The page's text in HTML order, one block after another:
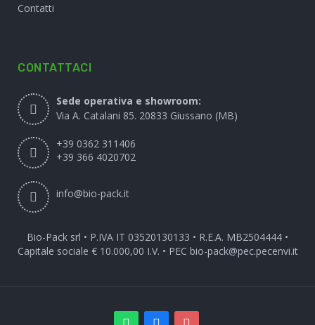
Contatti
CONTATTACI
Sede operativa e showroom:
Via A. Catalani 85. 20833 Giussano (MB)
+39 0362 311406
+39 366 4020702
info@bio-pack.it
Bio-Pack srl • P.IVA IT 03520130133 • R.E.A. MB2504444 •
Capitale sociale € 10.000,00 I.V. • PEC bio-pack@pec.pecenvi.it